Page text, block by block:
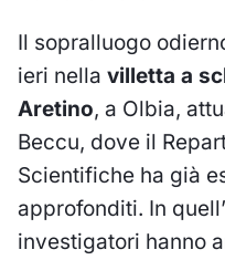
Il sopralluogo
ieri nella villetta a
Aretino, a Olbia,
Beccu, dove il
Scientifiche ha già
approfonditi. In
investigatori hanno